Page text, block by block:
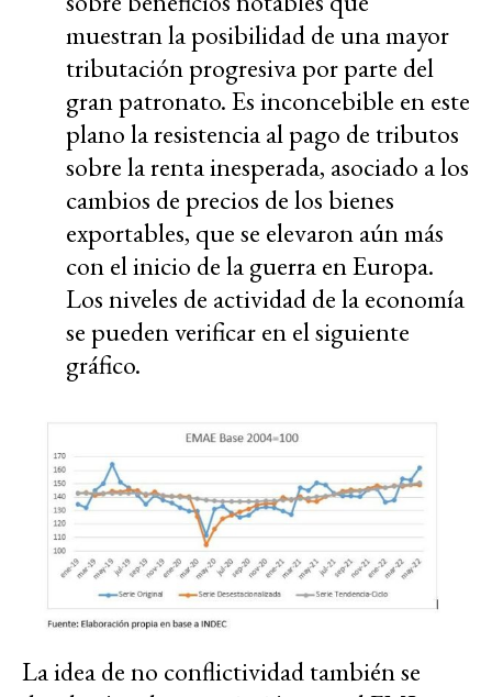
muestran la posibilidad de una mayor
tributación progresiva por parte del
gran patronato. Es inconcebible en este
plano la resistencia al pago de tributos
sobre la renta inesperada, asociado a los
cambios de precios de los bienes
exportables, que se elevaron aún más
con el inicio de la guerra en Europa.
Los niveles de actividad de la economía
se pueden verificar en el siguiente
gráfico.
La idea de no conflictividad también se